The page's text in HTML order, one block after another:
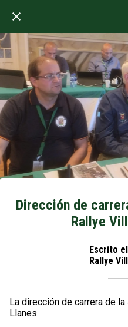
Dirección de
Rallye
Escrito
Rallye
La dirección de carrera de
Llanes.